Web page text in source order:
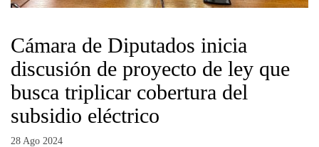
Cámara de Diputados inicia
discusión de proyecto de ley que
busca triplicar cobertura del
subsidio eléctrico
28 Ago 2024